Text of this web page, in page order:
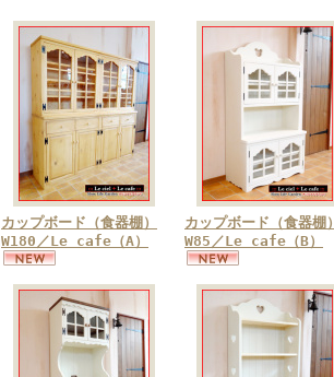
カップボード（食器棚）
W180／Le cafe（A）
カップボード（食器棚）
W85／Le cafe（B）